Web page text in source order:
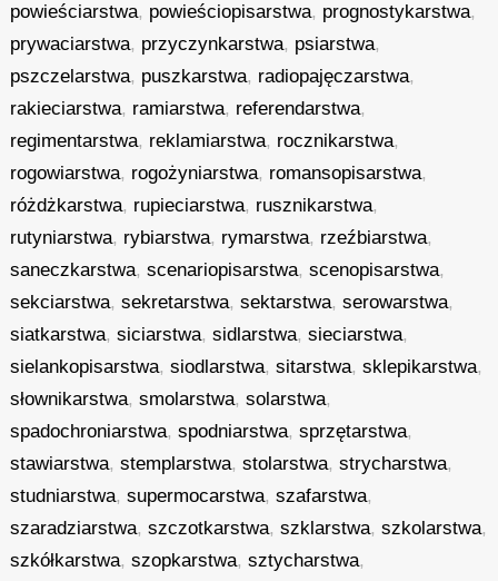
powieściarstwa, powieściopisarstwa, prognostykarstwa,
prywaciarstwa, przyczynkarstwa, psiarstwa,
pszczelarstwa, puszkarstwa, radiopajęczarstwa,
rakieciarstwa, ramiarstwa, referendarstwa,
regimentarstwa, reklamiarstwa, rocznikarstwa,
rogowiarstwa, rogożyniarstwa, romansopisarstwa,
różdżkarstwa, rupieciarstwa, rusznikarstwa,
rutyniarstwa, rybiarstwa, rymarstwa, rzeźbiarstwa,
saneczkarstwa,scenariopisarstwa,scenopisarstwa,
sekciarstwa,sekretarstwa,sektarstwa,serowarstwa,
siatkarstwa,siciarstwa,sidlarstwa,sieciarstwa,
sielankopisarstwa,siodlarstwa,sitarstwa,sklepikarstwa,
słownikarstwa,smolarstwa,solarstwa,
spadochroniarstwa,spodniarstwa,sprzętarstwa,
stawiarstwa,stemplarstwa,stolarstwa,strycharstwa,
studniarstwa,supermocarstwa,szafarstwa,
szaradziarstwa,szczotkarstwa,szklarstwa,szkolarstwa,
szkółkarstwa,szopkarstwa,sztycharstwa,